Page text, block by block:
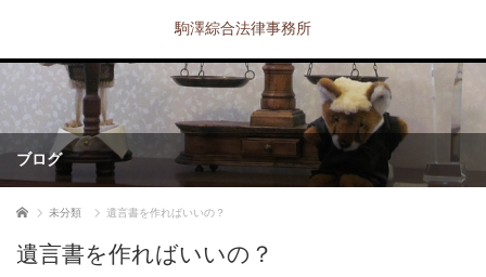
駒澤綜合法律事務所
ブログ
ホーム 未分類 遺言書を作ればいいの？
遺言書を作ればいいの？